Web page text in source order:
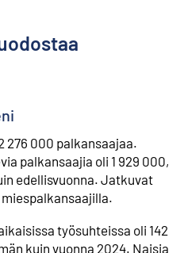
276 000 palkansaajaa.
palkansaajia oli 1 929 000,
edellisvuonna. Jatkuvat
työsuhteissa oli 142
kuin vuonna 2024. Naisia